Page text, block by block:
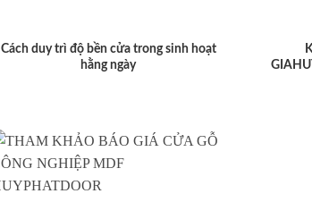
Cách duy trì độ bền cửa trong sinh hoạt
hằng ngày